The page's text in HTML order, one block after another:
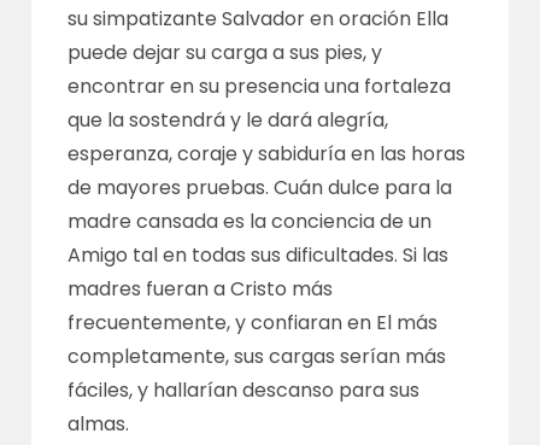
su simpatizante Salvador en oración Ella
puede dejar su carga a sus pies, y
encontrar en su presencia una fortaleza
que la sostendrá y le dará alegría,
esperanza, coraje y sabiduría en las horas
de mayores pruebas. Cuán dulce para la
madre cansada es la conciencia de un
Amigo tal en todas sus dificultades. Si las
madres fueran a Cristo más
frecuentemente, y confiaran en El más
completamente, sus cargas serían más
fáciles, y hallarían descanso para sus
almas.